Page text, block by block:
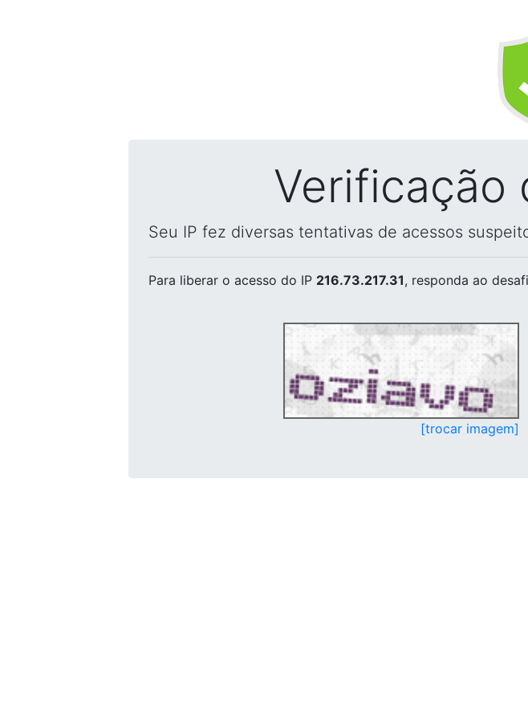
Verificação
Seu IP fez diversas tentativas de acessos
Para liberar o acesso do IP 216.73.217.31, responda ao
[trocar imagem]